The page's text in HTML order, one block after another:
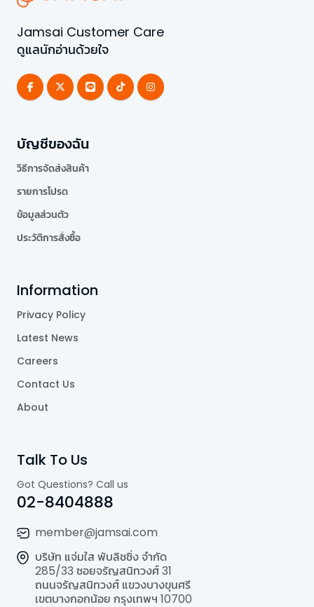
Jamsai Customer Care
ดูแลนักอ่านด้วยใจ
บัญชีของฉัน
วิธีการจัดส่งสินค้า
รายการโปรด
ข้อมูลส่วนตัว
ประวัติการสั่งซื้อ
Information
Privacy Policy
Latest News
Careers
Contact Us
About
Talk To Us
Got Questions? Call us
02-8404888
member@jamsai.com
บริษัท แจ่มใส พับลิชชิ่ง จำกัด
285/33 ซอยจรัญสนิทวงศ์ 31
ถนนจรัญสนิทวงศ์ แขวงบางขุนศรี
เขตบางกอกน้อย กรุงเทพฯ 10700